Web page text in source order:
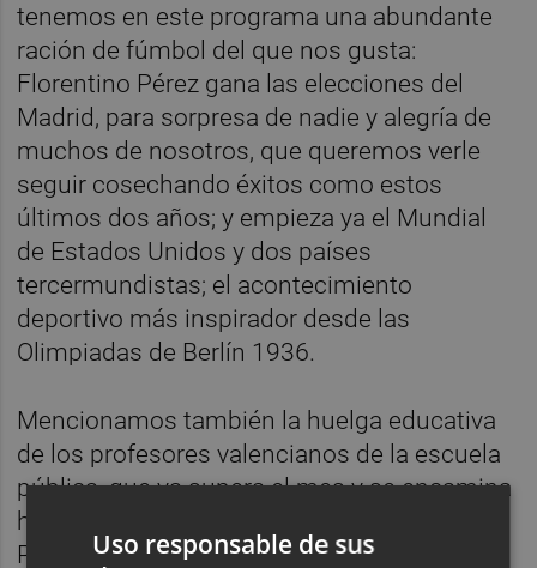
tenemos en este programa una abundante
ración de fúmbol del que nos gusta:
Florentino Pérez gana las elecciones del
Madrid, para sorpresa de nadie y alegría de
muchos de nosotros, que queremos verle
seguir cosechando éxitos como estos
últimos dos años; y empieza ya el Mundial
de Estados Unidos y dos países
tercermundistas; el acontecimiento
deportivo más inspirador desde las
Olimpiadas de Berlín 1936.
Mencionamos también la huelga educativa
de los profesores valencianos de la escuela
pública, que ya supera el mes y se encamina
hacia un acuerdo que haría las delicias de
Pedro Sánchez. ¿quién está más pesoizado
Uso responsable de sus